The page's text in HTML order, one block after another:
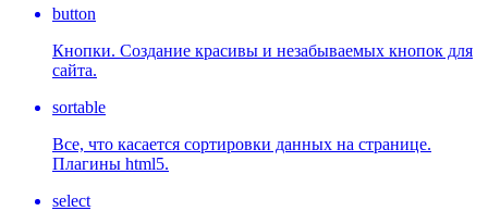
button
Кнопки. Создание красивы и незабываемых кнопок для
сайта.
sortable
Все, что касается сортировки данных на странице.
Плагины html5.
select